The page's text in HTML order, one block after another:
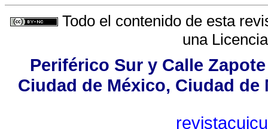
Todo el contenido de esta
una
Periférico Sur y Calle
Ciudad de México, Ciudad de